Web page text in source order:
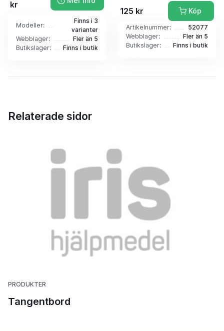
kr
Modeller:
Finns i 3
varianter
Webblager:
Fler än 5
Butikslager:
Finns i butik
125 kr Köp
Artikelnummer:
52077
Webblager:
Fler än 5
Butikslager:
Finns i butik
Relaterade sidor
PRODUKTER
Tangentbord